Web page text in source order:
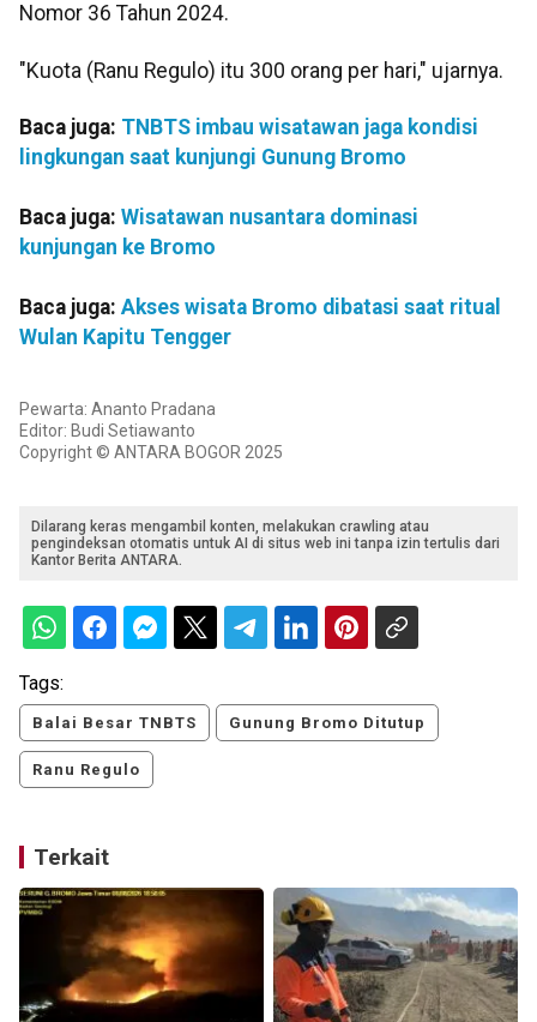
Nomor 36 Tahun 2024.
"Kuota (Ranu Regulo) itu 300 orang per hari," ujarnya.
Baca juga: TNBTS imbau wisatawan jaga kondisi
lingkungan saat kunjungi Gunung Bromo
Baca juga: Wisatawan nusantara dominasi
kunjungan ke Bromo
Baca juga: Akses wisata Bromo dibatasi saat ritual
Wulan Kapitu Tengger
Pewarta: Ananto Pradana
Editor: Budi Setiawanto
Copyright © ANTARA BOGOR 2025
Dilarang keras mengambil konten, melakukan crawling atau
pengindeksan otomatis untuk AI di situs web ini tanpa izin tertulis dari
Kantor Berita ANTARA.
Tags:
Balai Besar TNBTS Gunung Bromo Ditutup
Ranu Regulo
Terkait